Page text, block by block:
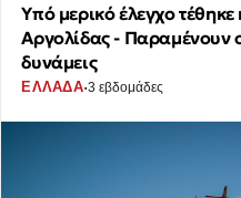
Υπό μερικό έλεγχο
Αργολίδας - Παραμένουν
δυνάμεις
ΕΛΛΑΔΑ·3 εβδομάδες